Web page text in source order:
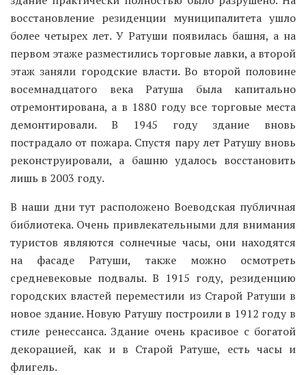
восстановление резиденции муниципалитета ушло
более четырех лет. У Ратуши появилась башня, а на
первом этаже разместились торговые лавки, а второй
этаж заняли городские власти. Во второй половине
восемнадцатого века Ратуша была капитально
отремонтирована, а в 1880 году все торговые места
демонтировали. В 1945 году здание вновь
пострадало от пожара. Спустя пару лет Ратушу вновь
реконструировали, а башню удалось восстановить
лишь в 2003 году.
В наши дни тут расположено Воеводская публичная
библиотека. Очень привлекательными для внимания
туристов являются солнечные часы, они находятся
на фасаде Ратуши, также можно осмотреть
средневековые подвалы. В 1915 году, резиденцию
городских властей переместили из Старой Ратуши в
новое здание. Новую Ратушу построили в 1912 году в
стиле ренессанса. Здание очень красивое с богатой
декорацией, как и в Старой Ратуше, есть часы и
флигель.